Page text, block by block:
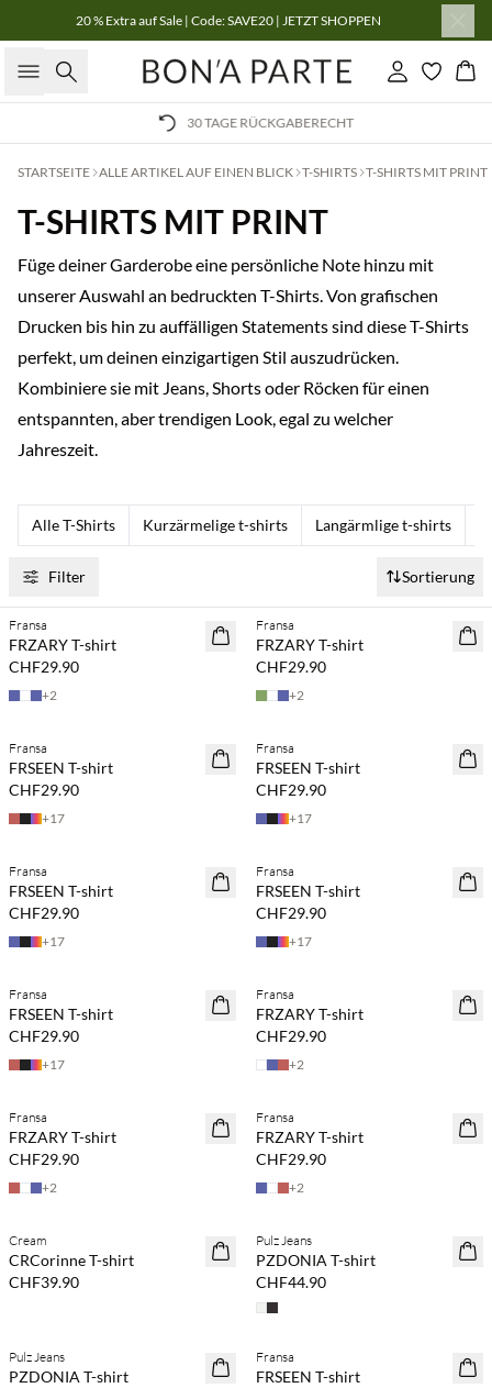
20 % Extra auf Sale | Code: SAVE20 | JETZT SHOPPEN
Suche Einloggen
30 TAGE RÜCKGABERECHT
STARTSEITE ALLE ARTIKEL AUF EINEN BLICK T-SHIRTS T-SHIRTS MIT PRINT
T-SHIRTS MIT PRINT
Füge deiner Garderobe eine persönliche Note hinzu mit
unserer Auswahl an bedruckten T-Shirts. Von grafischen
Drucken bis hin zu auffälligen Statements sind diese T-Shirts
perfekt, um deinen einzigartigen Stil auszudrücken.
Kombiniere sie mit Jeans, Shorts oder Röcken für einen
entspannten, aber trendigen Look, egal zu welcher
Jahreszeit.
Alle T-Shirts Kurzärmelige t-shirts Langärmlige t-shirts
Filter Sortierung
NEUHEITEN
Fransa
FRZARY T-shirt
CHF29.90
+2
NEUHEITEN
Fransa
FRZARY T-shirt
CHF29.90
+2
NEUHEITEN
Fransa
FRSEEN T-shirt
CHF29.90
+17
NEUHEITEN
Fransa
FRSEEN T-shirt
CHF29.90
+17
NEUHEITEN
Fransa
FRSEEN T-shirt
CHF29.90
+17
NEUHEITEN
Fransa
FRSEEN T-shirt
CHF29.90
+17
NEUHEITEN
Fransa
FRSEEN T-shirt
CHF29.90
+17
NEUHEITEN
Fransa
FRZARY T-shirt
CHF29.90
+2
NEUHEITEN
Fransa
FRZARY T-shirt
CHF29.90
+2
NEUHEITEN
Fransa
FRZARY T-shirt
CHF29.90
+2
NEUHEITEN
Cream
CRCorinne T-shirt
CHF39.90
NEUHEITEN
Pulz Jeans
PZDONIA T-shirt
CHF44.90
NEUHEITEN
Pulz Jeans
PZDONIA T-shirt
NEUHEITEN
Kaufe mind. 2 & spare 20 %
Fransa
FRSEEN T-shirt